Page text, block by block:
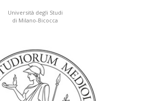
Università degli Studi
di Milano-Bicocca